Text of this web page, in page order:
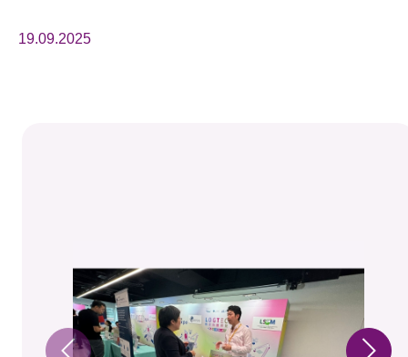
19.09.2025